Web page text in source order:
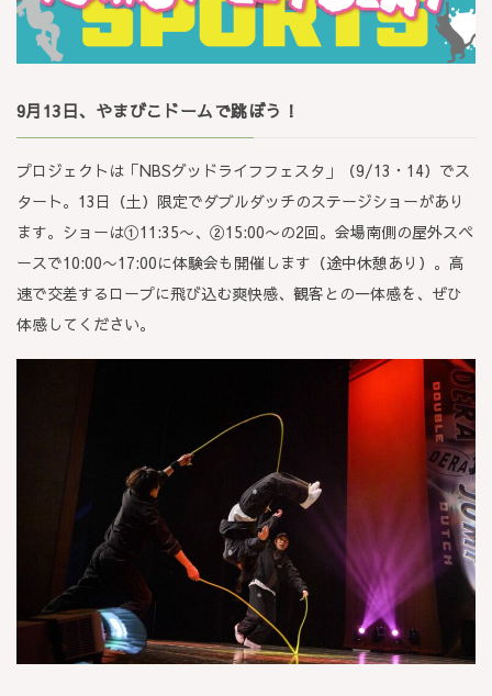
9月13日、やまびこドームで跳ぼう！
プロジェクトは「NBSグッドライフフェスタ」（9/13・14）でス
タート。13日（土）限定でダブルダッチのステージショーがあり
ます。ショーは①11:35〜、②15:00〜の2回。会場南側の屋外スペ
ースで10:00〜17:00に体験会も開催します（途中休憩あり）。高
速で交差するロープに飛び込む爽快感、観客との一体感を、ぜひ
体感してください。